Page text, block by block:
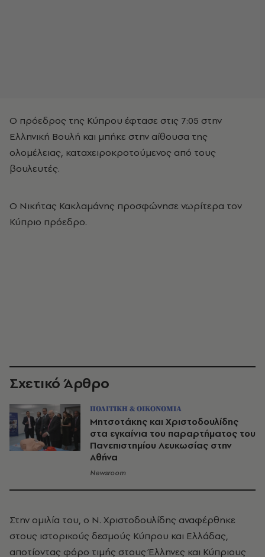
Ο πρόεδρος της Κύπρου έφτασε στις 7:05 στην
Ελληνική Βουλή και μπήκε στην αίθουσα της
ολομέλειας, καταχειροκροτούμενος από τους
βουλευτές.
Ο Νικήτας Κακλαμάνης προσφώνησε νωρίτερα τον
Κύπριο πρόεδρο.
Σχετικό Άρθρο
ΠΟΛΙΤΙΚΗ & ΟΙΚΟΝΟΜΙΑ
Μητσοτάκης και Χριστοδουλίδης
στα εγκαίνια του παραρτήματος του
Πανεπιστημίου Λευκωσίας στην
Αθήνα
Newsroom
Στην ομιλία του, ο Ν. Χριστοδουλίδης αναφέρθηκε
στους ιστορικούς δεσμούς Κύπρου και Ελλάδας,
αποτίοντας φόρο τιμής στους Έλληνες και Κύπριους